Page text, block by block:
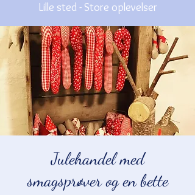
Lille sted - Store oplevelser
Julehandel med
smagsprøver og en bette